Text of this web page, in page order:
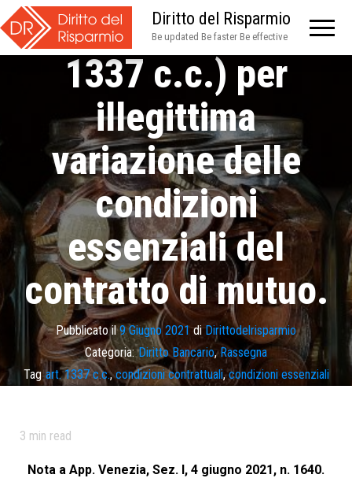
Diritto del Risparmio
Be updated Be faster Be effective
della Banca (ex art.
1337 c.c.) per
illegittima
variazione delle
condizioni
essenziali del
contratto di mutuo.
Pubblicato il9 Giugno 2021diDirittodelrisparmio
Categoria: Diritto Bancario,Rassegna
Tag art. 1337 c.c.,condizioni contrattuali,condizioni essenziali
3 min read
Nota a App. Venezia, Sez. I, 4 giugno 2021, n. 1640.